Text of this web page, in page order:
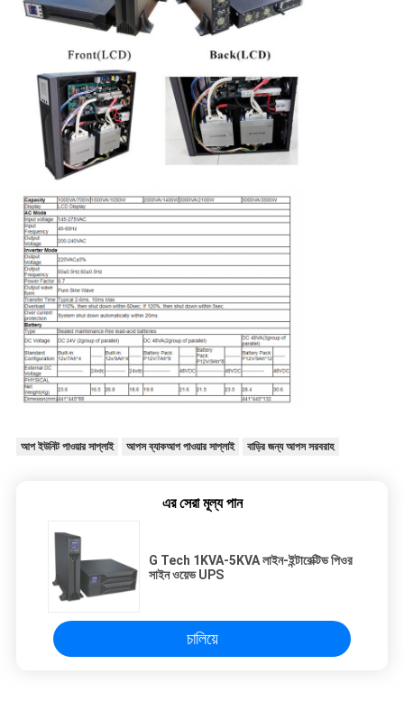
আপ ইউনিট পাওয়ার সাপ্লাই আপস ব্যাকআপ পাওয়ার সাপ্লাই বাড়ির জন্য আপস সরবরাহ
এর সেরা মূল্য পান
G Tech 1KVA-5KVA লাইন-ইন্টারেক্টিভ পিওর
সাইন ওয়েভ UPS
চালিয়ে